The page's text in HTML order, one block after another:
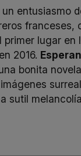
entusiasmo
franceses,
primer lugar en
2016.
bonita
sutil